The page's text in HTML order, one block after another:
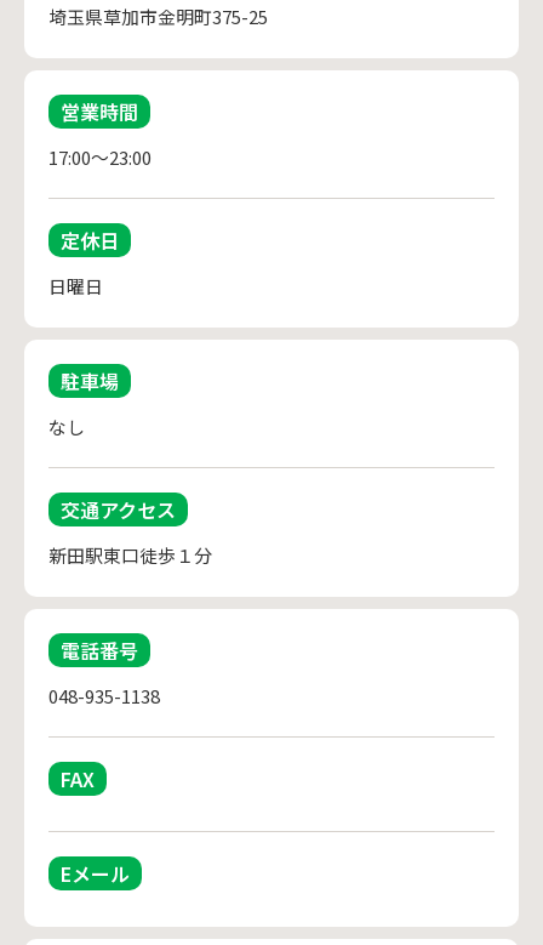
埼玉県草加市金明町375-25
営業時間
17:00～23:00
定休日
日曜日
駐車場
なし
交通アクセス
新田駅東口徒歩１分
電話番号
048-935-1138
FAX
Eメール